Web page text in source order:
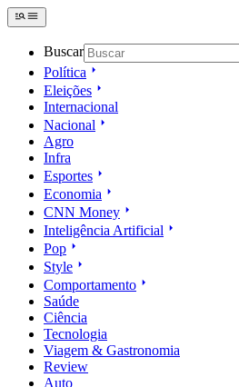
Buscar
Política
Eleições
Internacional
Nacional
Agro
Infra
Esportes
Economia
CNN Money
Inteligência Artificial
Pop
Style
Comportamento
Saúde
Ciência
Tecnologia
Viagem & Gastronomia
Review
Auto